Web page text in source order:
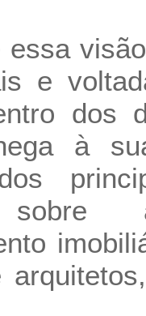
essa
e
dos
à
sobre